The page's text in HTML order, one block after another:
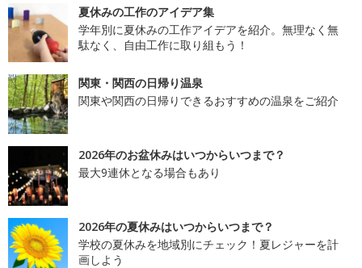
夏休みの工作のアイデア集
学年別に夏休みの工作アイデアを紹介。無理なく無
駄なく、自由工作に取り組もう！
関東・関西の日帰り温泉
関東や関西の日帰りできるおすすめの温泉をご紹介
2026年のお盆休みはいつからいつまで？
最大9連休となる場合もあり
2026年の夏休みはいつからいつまで？
学校の夏休みを地域別にチェック！夏レジャーを計
画しよう